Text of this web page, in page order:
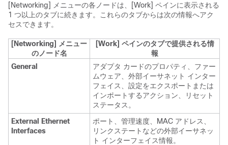
[Networking] メニューの各ノードは、[Work] ペインに表示される
1 つ以上のタブに続きます。これらのタブからは次の情報へアク
セスできます。
[Networking]
メニュー
のノード名
[Work] ペインのタブで提供される情
報
General
アダプタ カードのプロパティ、ファー
ムウェア、外部イーサネット インター
フェイス、設定をエクスポートまたは
インポートするアクション、リセット
ステータス。
External Ethernet
Interfaces
ポート、管理速度、MAC アドレス、
リンクステートなどの外部イーサネッ
ト インターフェイス情報。